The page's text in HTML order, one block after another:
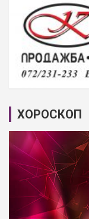
ХОРОСКОП